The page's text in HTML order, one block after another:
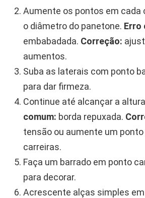
Aumente os pontos em cada
o diâmetro do panetone. Erro
embabadada. Correção:
aumentos.
Suba as laterais com ponto
para dar firmeza.
Continue até alcançar a
comum: borda repuxada.
tensão ou aumente um
carreiras.
Faça um barrado em ponto
para decorar.
Acrescente alças simples